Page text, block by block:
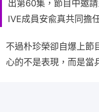
出第60集，節目中邀
IVE成員安兪真共同擔
不過朴珍榮卻自爆上節
心的不是表現，而是當